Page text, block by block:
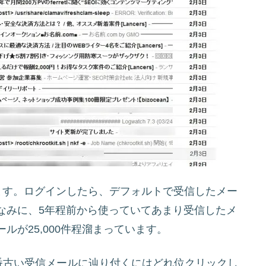
。ログインしたら、デフォルトで受信したメー
に、5年程前から使っていてあまり受信したメ
が25,000件程溜まっています。
い受信メールに辿り付くにはどれ位クリックし